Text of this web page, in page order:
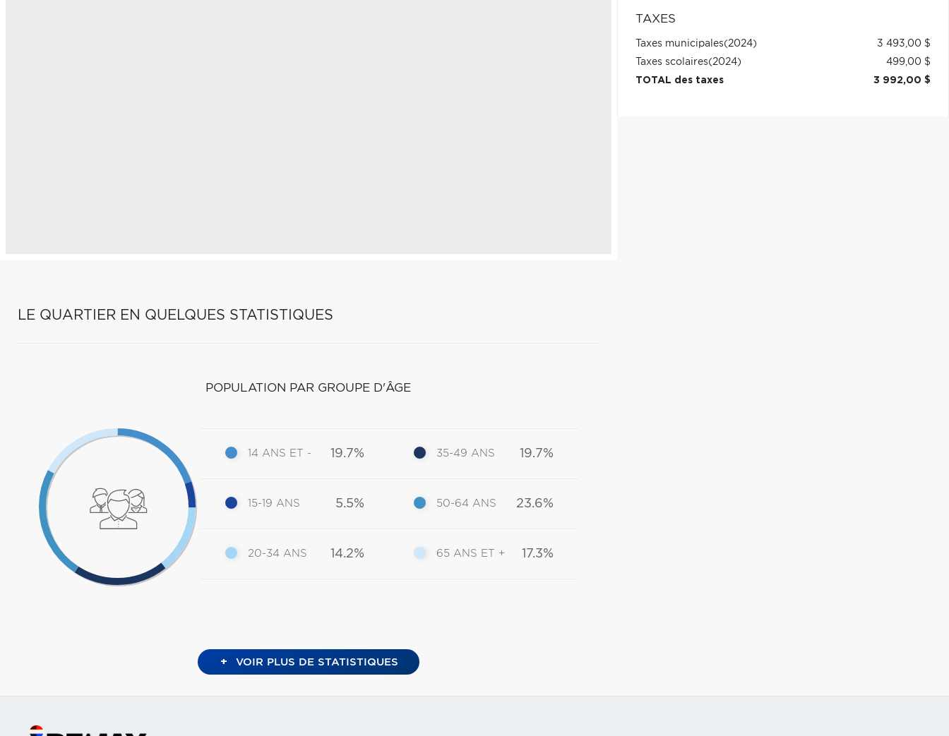
LE QUARTIER EN QUELQUES STATISTIQUES
POPULATION PAR GROUPE D'ÂGE
14 ANS ET - 19.7%
15-19 ANS 5.5%
20-34 ANS 14.2%
35-49 ANS 19.7%
50-64 ANS 23.6%
65 ANS ET + 17.3%
+ VOIR PLUS DE STATISTIQUES
TAXES
Taxes municipales(2024)
3 493,00 $
Taxes scolaires(2024)
499,00 $
TOTAL des taxes
3 992,00 $